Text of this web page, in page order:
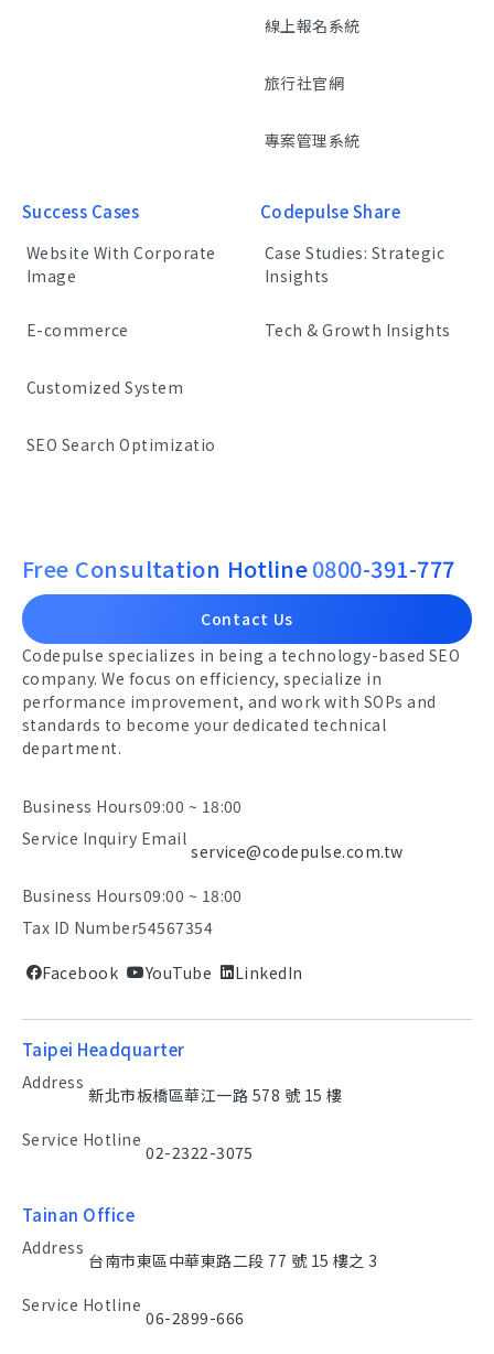
線上報名系統
旅行社官網
專案管理系統
Success Cases
Website With Corporate
Image
E-commerce
Customized System
SEO Search Optimizatio
Codepulse Share
Case Studies: Strategic
Insights
Tech & Growth Insights
Free Consultation Hotline0800-391-777
Contact Us
Codepulse specializes in being a technology-based SEO
company. We focus on efficiency, specialize in
performance improvement, and work with SOPs and
standards to become your dedicated technical
department.
Business Hours09:00 ~ 18:00
Service Inquiry Email
service@codepulse.com.tw
Business Hours09:00 ~ 18:00
Tax ID Number54567354
Facebook YouTube LinkedIn
Taipei Headquarter
Address
新北市板橋區華江一路 578 號 15 樓
Service Hotline
02-2322-3075
Tainan Office
Address
台南市東區中華東路二段 77 號 15 樓之 3
Service Hotline
06-2899-666